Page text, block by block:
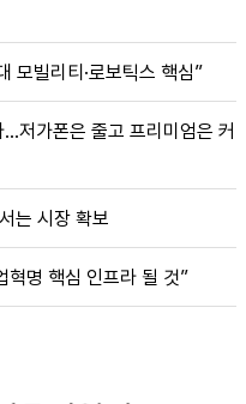
모빌리티·로보틱스 핵심”
저가폰은 줄고 프리미엄은 커
는 시장 확보
혁명 핵심 인프라 될 것”